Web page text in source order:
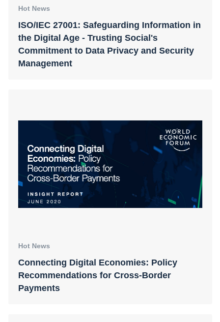
Hot News
ISO/IEC 27001: Safeguarding Information in
the Digital Age - Trusting Social's
Commitment to Data Privacy and Security
Management
Hot News
Connecting Digital Economies: Policy
Recommendations for Cross-Border
Payments